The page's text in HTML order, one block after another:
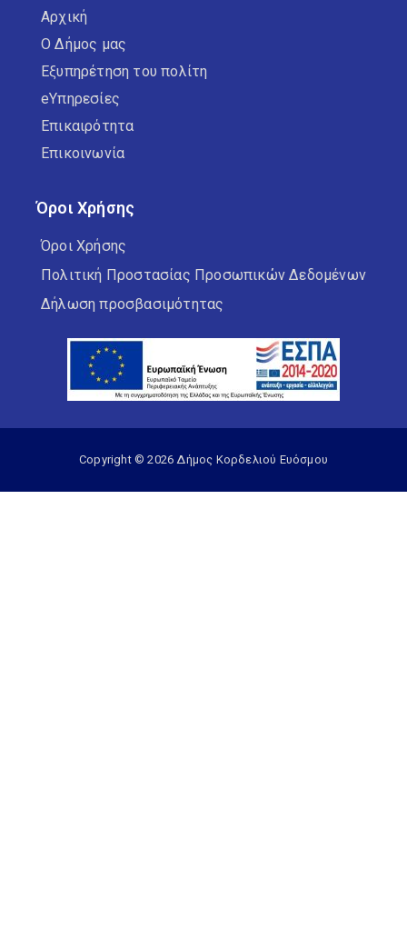
Αρχική
Ο Δήμος μας
Εξυπηρέτηση του πολίτη
eΥπηρεσίες
Επικαιρότητα
Επικοινωνία
Όροι Χρήσης
Όροι Χρήσης
Πολιτική Προστασίας Προσωπικών Δεδομένων
Δήλωση προσβασιμότητας
Copyright © 2026 Δήμος Κορδελιού Ευόσμου